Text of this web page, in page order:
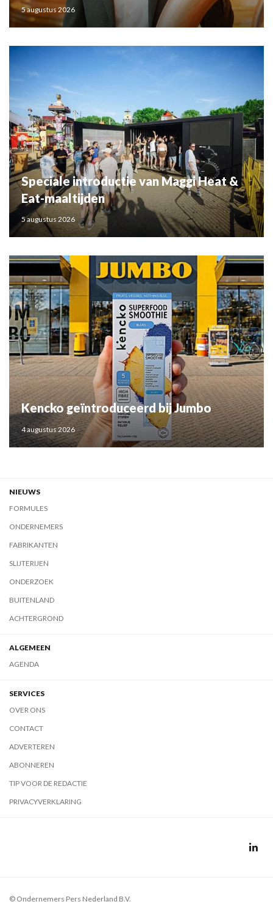
5 augustus 2026
Speciale introductie van Maggi Heat &
Eat-maaltijden
5 augustus 2026
Kencko geïntroduceerd bij Jumbo
4 augustus 2026
NIEUWS
FORMULES
ONDERNEMERS
FABRIKANTEN
SLIJTERIJEN
ONDERZOEK
BUITENLAND
ACHTERGROND
ALGEMEEN
AGENDA
SERVICES
OVER ONS
CONTACT
ADVERTEREN
ABONNEREN
TIP VOOR DE REDACTIE
PRIVACYVERKLARING
© Ondernemers Pers Nederland B.V.